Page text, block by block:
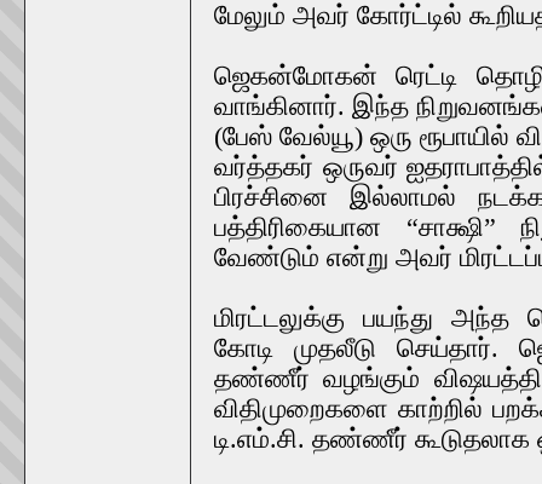
மேலும் அவர் கோர்ட்டில்
ஜெகன்மோகன் ரெட்டி
வாங்கினார். இந்த
(பேஸ் வேல்யூ) ஒரு ரூபாயில்
வர்த்தகர் ஒருவர்
பிரச்சினை இல்லாமல்
பத்திரிகையான “சாக்ஷி”
வேண்டும் என்று அவர்
மிரட்டலுக்கு பயந்து அந்த
கோடி முதலீடு செய்தார்.
தண்ணீர் வழங்கும்
விதிமுறைகளை காற்றில்
டி.எம்.சி. தண்ணீர் கூடுதலாக